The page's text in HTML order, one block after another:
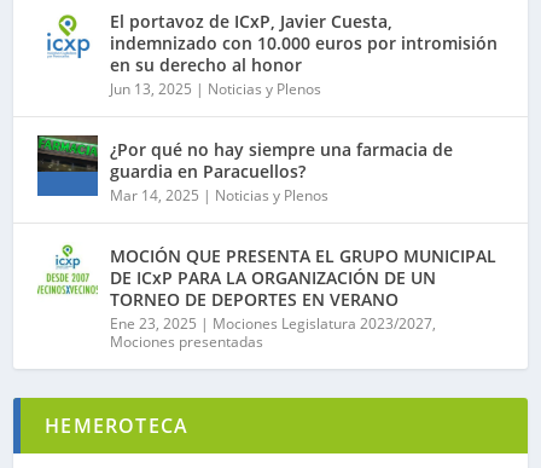
El portavoz de ICxP, Javier Cuesta,
indemnizado con 10.000 euros por intromisión
en su derecho al honor
Jun 13, 2025 | Noticias y Plenos
¿Por qué no hay siempre una farmacia de
guardia en Paracuellos?
Mar 14, 2025 | Noticias y Plenos
MOCIÓN QUE PRESENTA EL GRUPO MUNICIPAL
DE ICxP PARA LA ORGANIZACIÓN DE UN
TORNEO DE DEPORTES EN VERANO
Ene 23, 2025 | Mociones Legislatura 2023/2027,
Mociones presentadas
HEMEROTECA